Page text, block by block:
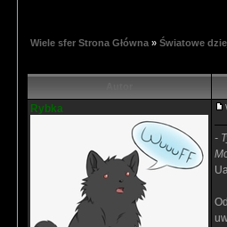
Wiele sfer Strona Główna » Światowe
Rybka
-